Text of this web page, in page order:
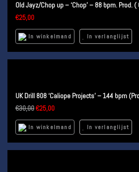
Old Jayz/Chop up – ‘Chop’ – 88 bpm. Prod. (
€25,00
In winkelmand In verlanglijst
UK Drill 808 ‘Caliope Projects’ – 144 bpm
€30,00€25,00
In winkelmand In verlanglijst